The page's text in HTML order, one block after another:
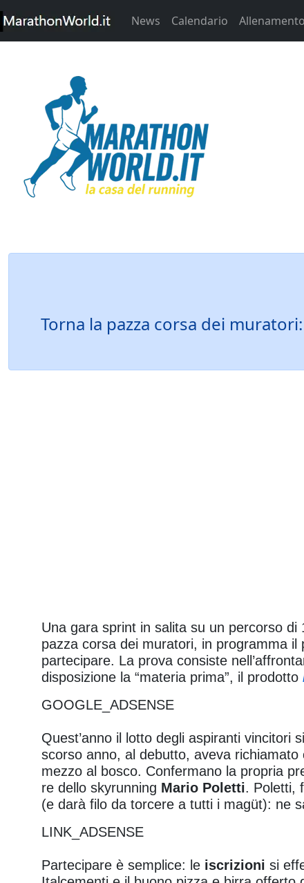
News Calendario Allenamento
Torna la pazza corsa dei
Una gara sprint in salita su un percorso
pazza corsa dei muratori, in programma
partecipare. La prova consiste
disposizione la “materia prima”, il prodotto
GOOGLE_ADSENSE
Quest’anno il lotto degli aspiranti vincitori
scorso anno, al debutto, aveva
mezzo al bosco. Confermano la propria
re dello skyrunning Mario Poletti. Poletti,
(e darà filo da torcere a tutti i magüt): ne
LINK_ADSENSE
Partecipare è semplice: le iscrizioni si